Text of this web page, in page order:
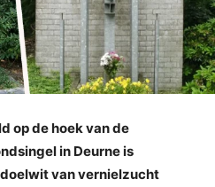
op de hoek van de
in Deurne is
van vernielzucht